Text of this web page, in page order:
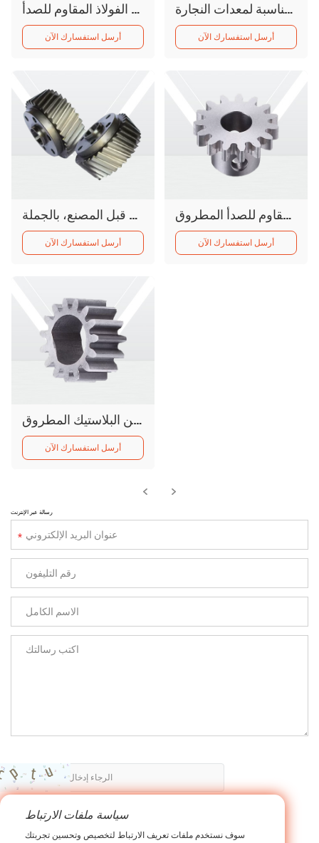
عجلة طباعة حلزونية عالية الدقة من الفولاذ المقاوم للصدأ SUS303 304 S45C بالجملة
أرسل استفسارك الآن
تروس صغيرة حلزونية احترافية لأعمال النجارة، مناسبة لمعدات النجارة
أرسل استفسارك الآن
تروس حلزونية مسننة من الفولاذ المقاوم للصدأ، عالية الجودة، مصنعة من قبل المصنع، بالجملة
أرسل استفسارك الآن
تروس مسننة عالية الدقة مصنوعة خصيصًا من الفولاذ المقاوم للصدأ المطروق
أرسل استفسارك الآن
ترس داخلي صغير من البلاستيك المطروق IHF
أرسل استفسارك الآن
رسالة عبر الإنترنت
*
إرسال
سياسة ملفات الارتباط
سوف نستخدم ملفات تعريف الارتباط لتخصيص وتحسين تجربتك